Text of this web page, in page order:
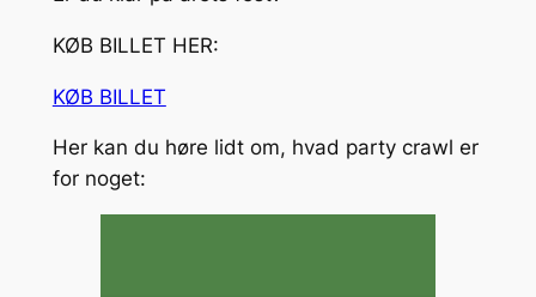
KØB BILLET HER:
KØB BILLET
Her kan du høre lidt om, hvad party crawl er
for noget: